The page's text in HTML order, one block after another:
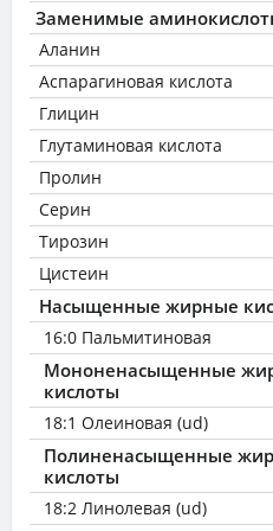
Заменимые
Аланин
Аспарагиновая кислота
Глицин
Глутаминовая кислота
Пролин
Серин
Тирозин
Цистеин
Насыщенные жирные
16:0 Пальмитиновая
Мононенасыщенные
кислоты
18:1 Олеиновая (ud)
Полиненасыщенные
кислоты
18:2 Линолевая (ud)